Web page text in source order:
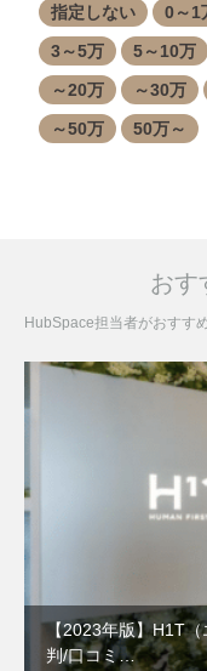
指定しない 0～1
3～5万
5～10万
～20万
～30万
～50万
50万～
おす
HubSpace担当者がおすす
【2023年版】H1T
判/口コミ…